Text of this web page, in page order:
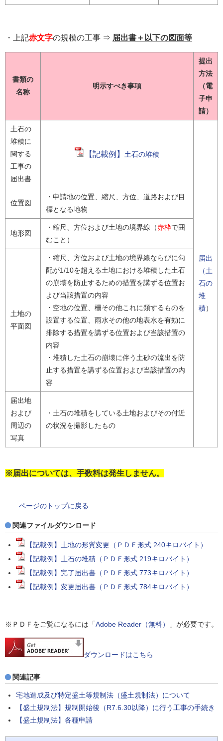
・上記赤文字の規模の工事 ⇒ 届出書＋以下の図面等
書類の
名称
明示すべき事項
提出
方法
（電
子申
請）
土石の
堆積に
関する
工事の
届出書
【記載例】 土石の堆積
届出
（土
石の
堆
積）
位置図
・申請地の位置、縮尺、方位、道路および目
標となる地物
地形図
・縮尺、方位および土地の境界線（赤枠で囲
むこと）
土地の
平面図
・縮尺、方位および土地の境界線ならびに勾
配が1/10を超える土地における堆積した土石
の崩壊を防止するための措置を講ずる位置お
よび当該措置の内容
・空地の位置、柵その他これに類するものを
設置する位置、雨水その他の地表水を有効に
排除する措置を講ずる位置および当該措置の
内容
・堆積した土石の崩壊に伴う土砂の流出を防
止する措置を講ずる位置および当該措置の内
容
届出地
および
周辺の
写真
・土石の堆積をしている土地およびその付近
の状況を撮影したもの
※届出については、手数料は発生しません。
ページのトップに戻る
関連ファイルダウンロード
【記載例】土地の形質変更（ＰＤＦ形式 240キロバイト）
【記載例】土石の堆積（ＰＤＦ形式 219キロバイト）
【記載例】完了届出書（ＰＤＦ形式 773キロバイト）
【記載例】変更届出書（ＰＤＦ形式 784キロバイト）
※ＰＤＦをご覧になるには「Adobe Reader（無料） 」が必要です。
ダウンロードはこちら
関連記事
宅地造成及び特定盛土等規制法（盛土規制法）について
【盛土規制法】規制開始後（R7.6.30以降）に行う工事の手続き
【盛土規制法】各種申請